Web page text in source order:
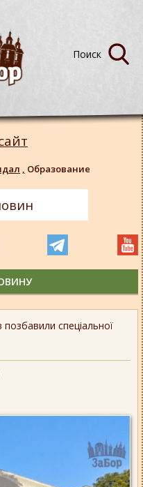
позбавили спеціальної
, Образование